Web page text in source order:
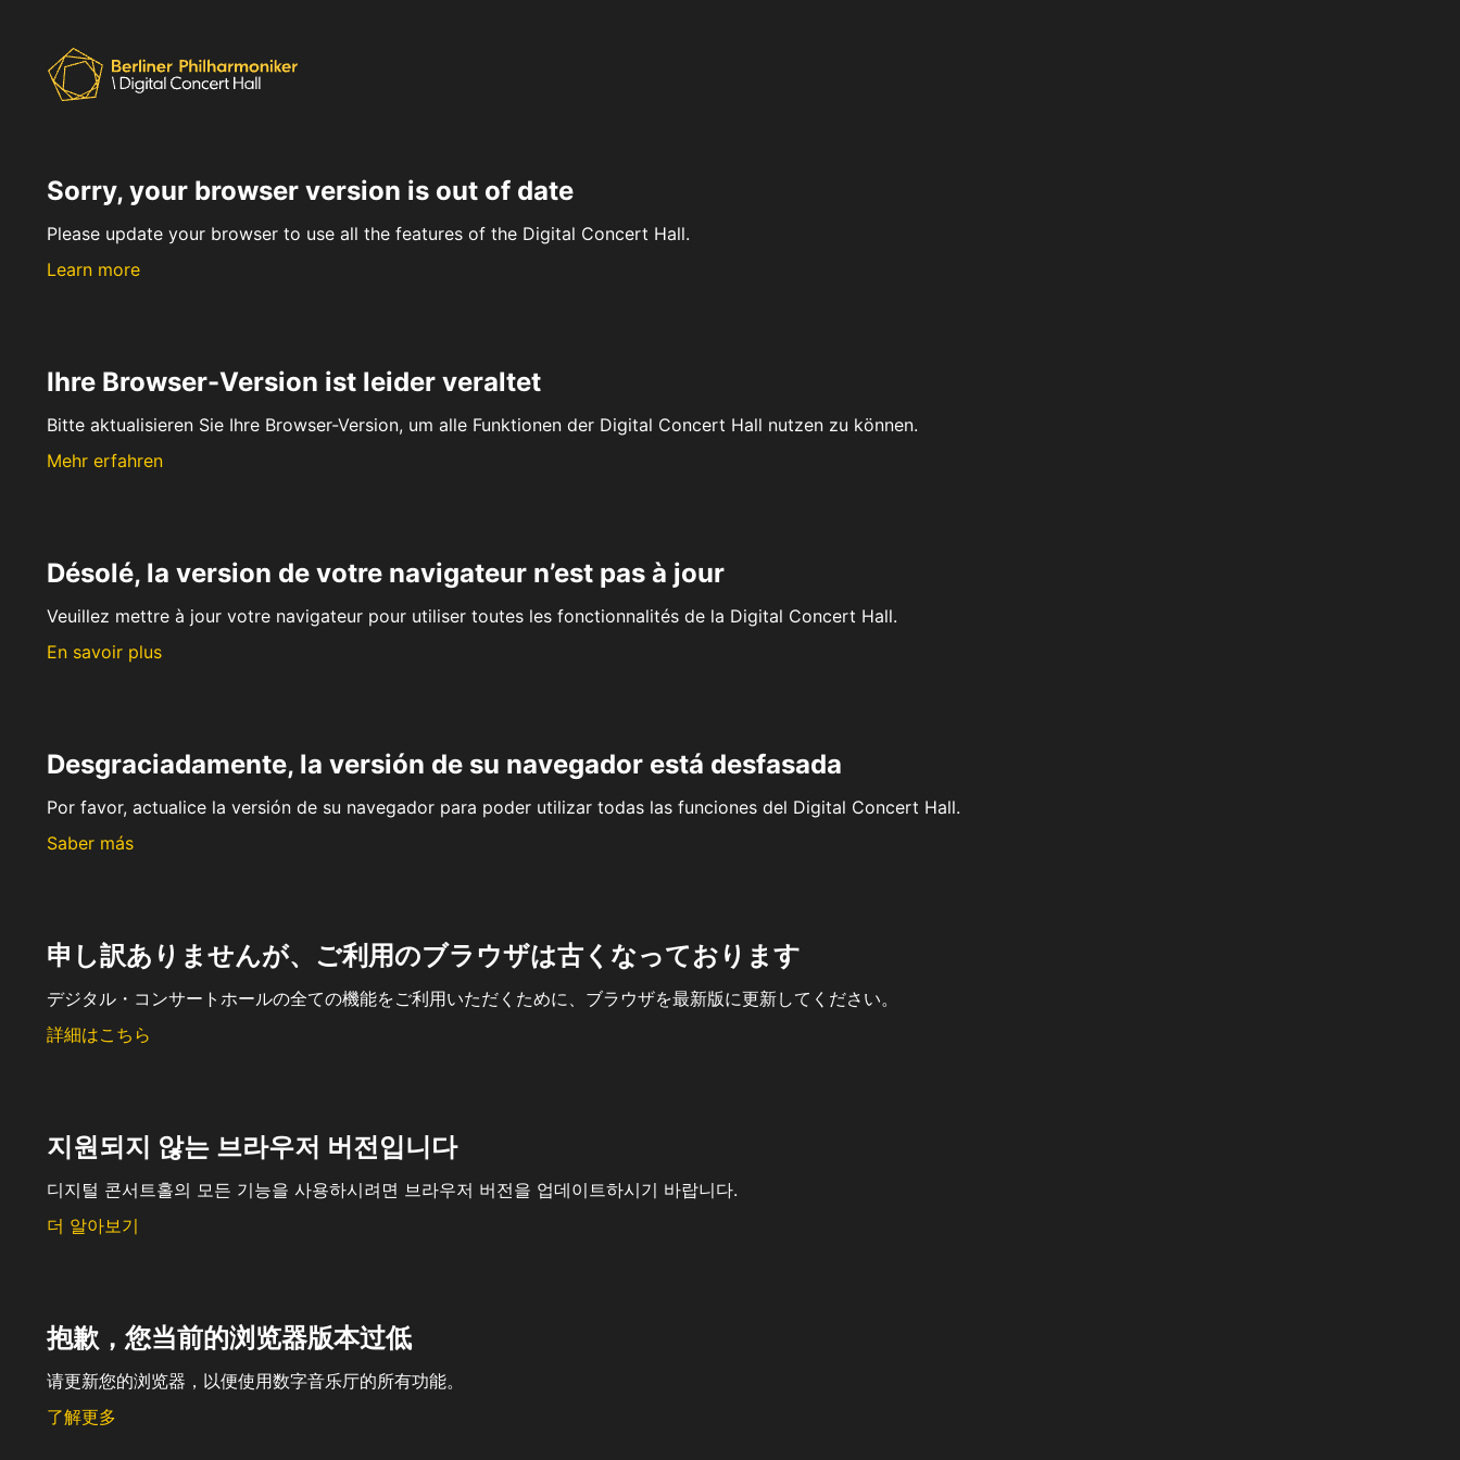
Sorry, your browser version is out of date
Please update your browser to use all the features of the Digital Concert Hall.
Learn more
Ihre Browser-Version ist leider veraltet
Bitte aktualisieren Sie Ihre Browser-Version, um alle Funktionen der Digital Concert Hall nutzen zu können.
Mehr erfahren
Désolé, la version de votre navigateur n’est pas à jour
Veuillez mettre à jour votre navigateur pour utiliser toutes les fonctionnalités de la Digital Concert Hall.
En savoir plus
Desgraciadamente, la versión de su navegador está desfasada
Por favor, actualice la versión de su navegador para poder utilizar todas las funciones del Digital Concert Hall.
Saber más
申し訳ありませんが、ご利用のブラウザは古くなっております
デジタル・コンサートホールの全ての機能をご利用いただくために、ブラウザを最新版に更新してください。
詳細はこちら
지원되지 않는 브라우저 버전입니다
디지털 콘서트홀의 모든 기능을 사용하시려면 브라우저 버전을 업데이트하시기 바랍니다.
더 알아보기
抱歉，您当前的浏览器版本过低
请更新您的浏览器，以便使用数字音乐厅的所有功能。
了解更多